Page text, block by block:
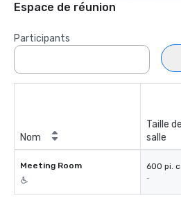
Espace de réunion
Participants
Nom
Taille
salle
Meeting Room 600 pi.
-